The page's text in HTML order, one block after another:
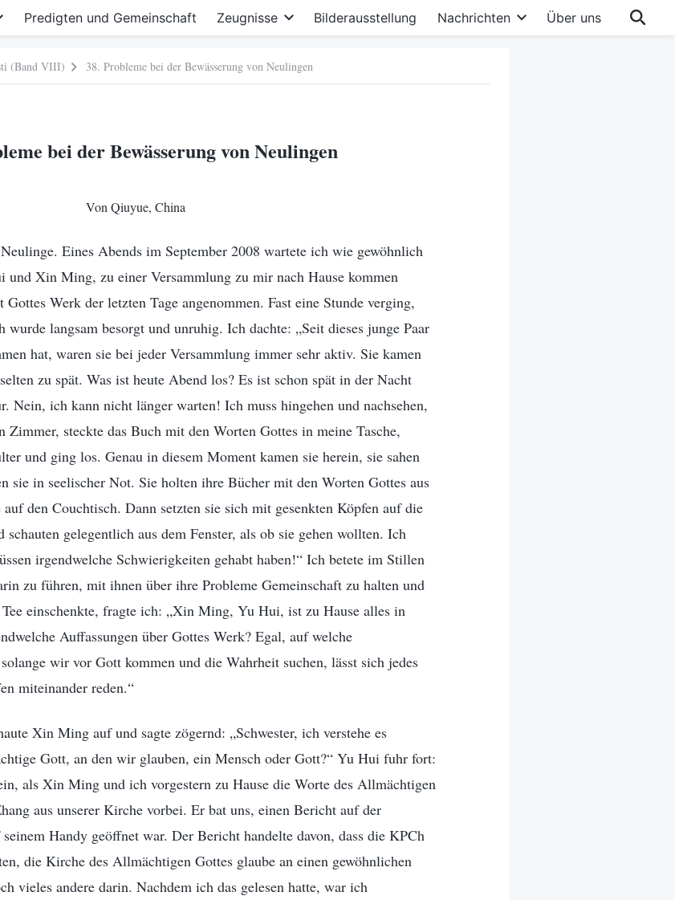
Predigten und Gemeinschaft Zeugnisse Bilderausstellung Nachrichten Über uns
(Band VIII) 38. Probleme bei der Bewässerung von Neulingen
bei der Bewässerung von Neulingen
Von Qiuyue, China
Eines Abends im September 2008 wartete ich wie gewöhnlich
und Xin Ming, zu einer Versammlung zu mir nach Hause kommen
Gottes Werk der letzten Tage angenommen. Fast eine Stunde verging,
wurde langsam besorgt und unruhig. Ich dachte: „Seit dieses junge Paar
hat, waren sie bei jeder Versammlung immer sehr aktiv. Sie kamen
zu spät. Was ist heute Abend los? Es ist schon spät in der Nacht
Nein, ich kann nicht länger warten! Ich muss hingehen und nachsehen,
steckte das Buch mit den Worten Gottes in meine Tasche,
und ging los. Genau in diesem Moment kamen sie herein, sie sahen
sie in seelischer Not. Sie holten ihre Bücher mit den Worten Gottes aus
den Couchtisch. Dann setzten sie sich mit gesenkten Köpfen auf die
gelegentlich aus dem Fenster, als ob sie gehen wollten. Ich
irgendwelche Schwierigkeiten gehabt haben!“ Ich betete im Stillen
zu führen, mit ihnen über ihre Probleme Gemeinschaft zu halten und
einschenkte, fragte ich: „Xin Ming, Yu Hui, ist zu Hause alles in
Auffassungen über Gottes Werk? Egal, auf welche
wir vor Gott kommen und die Wahrheit suchen, lässt sich jedes
miteinander reden.“
Xin Ming auf und sagte zögernd: „Schwester, ich verstehe es
Gott, an den wir glauben, ein Mensch oder Gott?“ Yu Hui fuhr fort:
als Xin Ming und ich vorgestern zu Hause die Worte des Allmächtigen
aus unserer Kirche vorbei. Er bat uns, einen Bericht auf der
Handy geöffnet war. Der Bericht handelte davon, dass die KPCh
die Kirche des Allmächtigen Gottes glaube an einen gewöhnlichen
vieles andere darin. Nachdem ich das gelesen hatte, war ich